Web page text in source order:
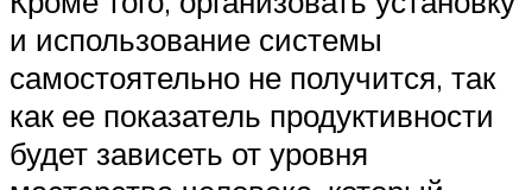
и использование системы
самостоятельно не получится, так
как ее показатель продуктивности
будет зависеть от уровня